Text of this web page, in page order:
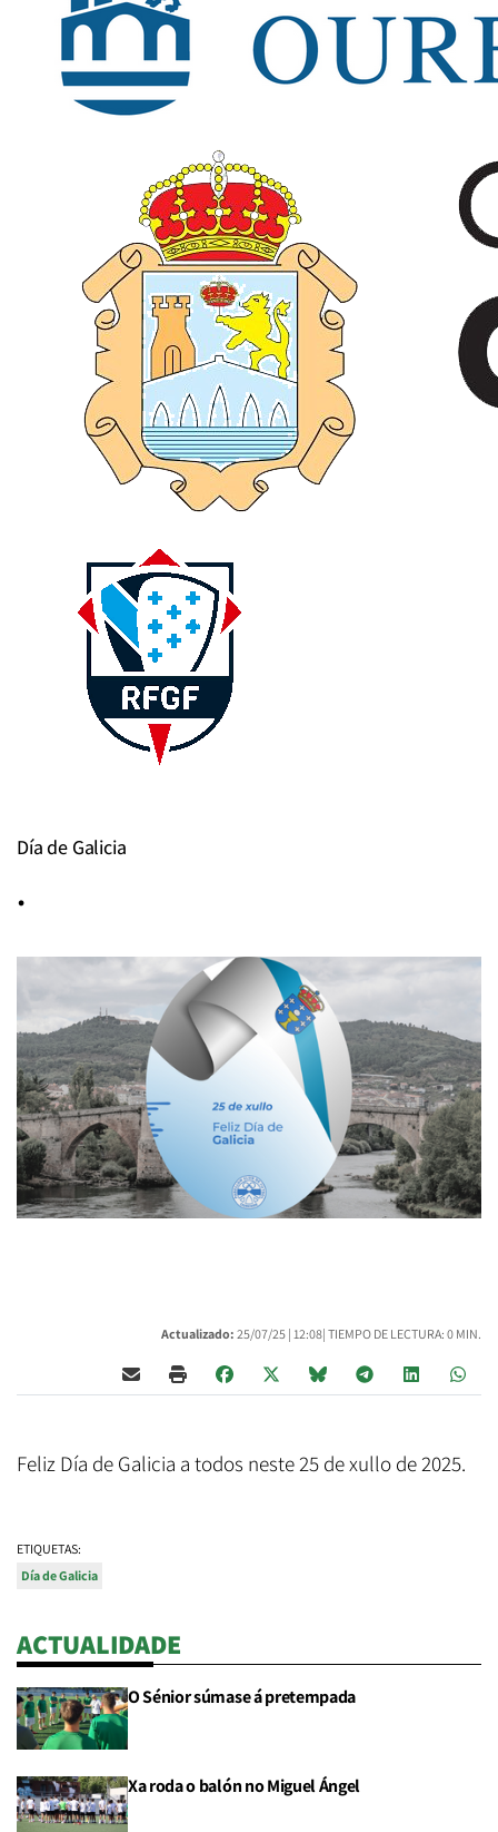
Día de Galicia
.
Actualizado: 25/07/25 | 12:08| TIEMPO DE LECTURA: 0 MIN.
Feliz Día de Galicia a todos neste 25 de xullo de 2025.
ETIQUETAS:
Día de Galicia
ACTUALIDADE
O Sénior súmase á pretempada
Xa roda o balón no Miguel Ángel